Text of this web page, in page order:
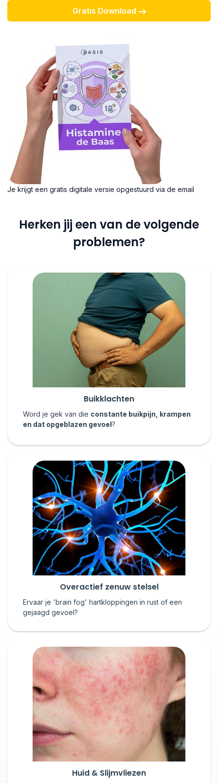
Gratis Download
Je krijgt een gratis digitale versie opgestuurd via de email
Herken jij een van de volgende
problemen?
Buikklachten
Word je gek van die constante buikpijn, krampen
en dat opgeblazen gevoel?
Overactief zenuw stelsel
Ervaar je 'brain fog' hartkloppingen in rust of een
gejaagd gevoel?
Huid & Slijmvliezen